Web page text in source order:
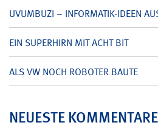
UVUMBUZI – INFORMATIK-IDEEN
EIN SUPERHIRN MIT ACHT BIT
ALS VW NOCH ROBOTER BAUTE
NEUESTE KOMMENTARE